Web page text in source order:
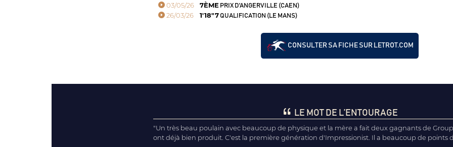
03/05/26 7ÈME PRIX D'ANGERVILLE (CAEN)
26/03/26 1'18"7QUALIFICATION (LE MANS)
CONSULTER SA FICHE SUR LETROT.COM
LE MOT DE L’ENTOURAGE
"Un très beau poulain avec beaucoup de physique et la mère a fait deux gagnants de
ont déjà bien produit. C'est la première génération d'Impressionist. Il a beaucoup de points